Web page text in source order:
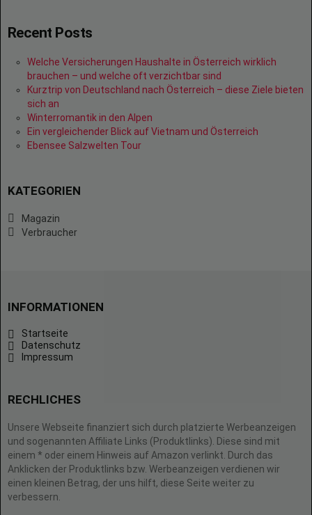
Recent Posts
Welche Versicherungen Haushalte in Österreich wirklich
brauchen – und welche oft verzichtbar sind
Kurztrip von Deutschland nach Österreich – diese Ziele bieten
sich an
Winterromantik in den Alpen
Ein vergleichender Blick auf Vietnam und Österreich
Ebensee Salzwelten Tour
KATEGORIEN
Magazin
Verbraucher
INFORMATIONEN
Startseite
Datenschutz
Impressum
RECHLICHES
Unsere Webseite finanziert sich durch platzierte Werbeanzeigen
und sogenannten Affiliate Links (Produktlinks). Diese sind mit
einem * oder einem Hinweis auf Amazon verlinkt. Durch das
Anklicken der Produktlinks bzw. Werbeanzeigen verdienen wir
einen kleinen Betrag, der uns hilft, diese Seite weiter zu
verbessern.